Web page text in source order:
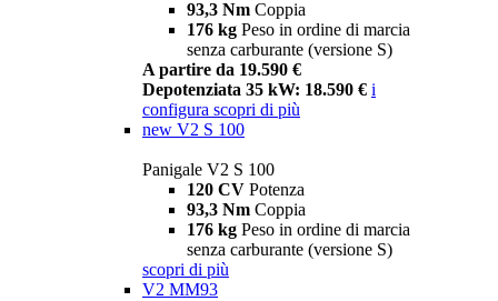
93,3 Nm Coppia
176 kg Peso in ordine di marcia
senza carburante (versione S)
A partire da 19.590 €
Depotenziata 35 kW: 18.590 € i
configura scopri di più
new V2 S 100
Panigale V2 S 100
120 CV Potenza
93,3 Nm Coppia
176 kg Peso in ordine di marcia
senza carburante (versione S)
scopri di più
V2 MM93